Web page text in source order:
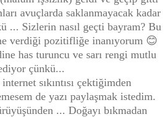
avuçlarda saklanmayacak kadar
... Sizlerin nasıl geçti bayram? Bu
verdiği pozitifliğe inanıyorum 😊
has turuncu ve sarı rengi mutlu
çünkü...
sıkıntısı çektiğimden
de yazı paylaşmak istedim.
... Doğayı bıkmadan